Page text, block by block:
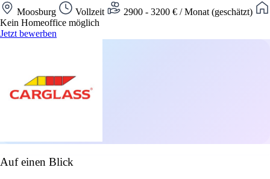
Moosburg Vollzeit
2900 - 3200 € / Monat (geschätzt)
Kein Homeoffice möglich
Jetzt bewerben
Auf einen Blick